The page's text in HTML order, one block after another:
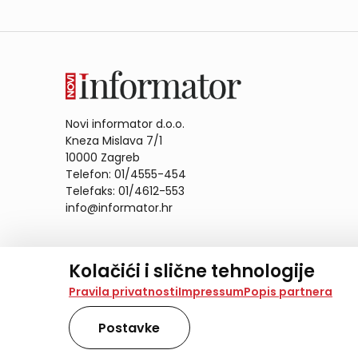
Kolačići i slične tehnologije
Na našoj web stranici koristimo kolačiće i slične
analiziramo promet na stranici te prikazujemo
također koriste ove tehnologije.
Odabirom opcije „Samo nužno“ prihvaćate samo
obradu svih kolačića potrebnih za analitiku i
Pravila privatnostiImpressumPopis partnera
Postavke
Novi informator d.o.o.
Kneza Mislava 7/1
10000 Zagreb
Telefon: 01/4555-454
Telefaks: 01/4612-553
info@informator.hr